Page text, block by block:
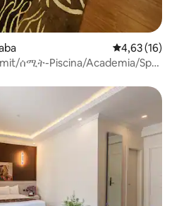
4,63 de uma
4,63 (16)
ሰሚት-Piscina/Academia/Spa